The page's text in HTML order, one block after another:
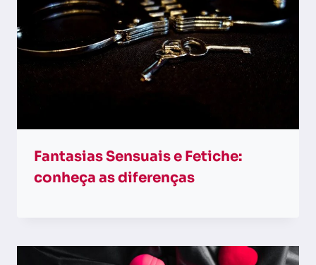
Fantasias Sensuais e Fetiche:
conheça as diferenças